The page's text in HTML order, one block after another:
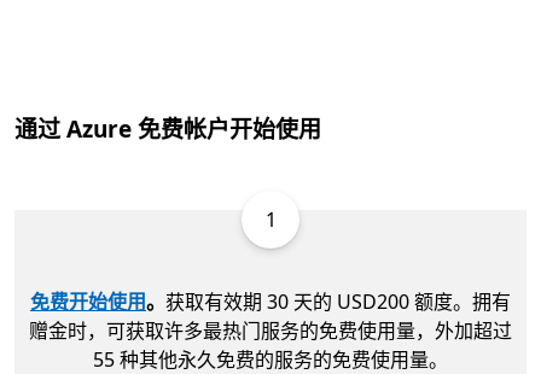
通过 Azure 免费帐户开始使用
1
免费开始使用。 获取有效期 30 天的 USD200 额度。拥有
赠金时，可获取许多最热门服务的免费使用量，外加超过
55 种其他永久免费的服务的免费使用量。